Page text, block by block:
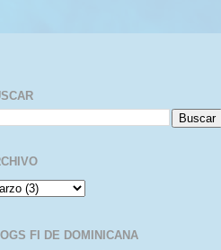
FI DE DOMINICANA